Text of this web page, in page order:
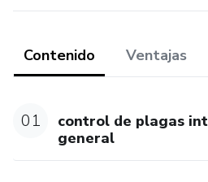
Contenido Ventajas
01
control de plagas
general